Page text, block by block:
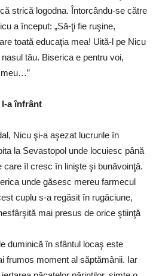
strică logodna. Întorcându-se către
a început: „Să-ţi fie ruşine,
toată educaţia mea! Uită-l pe Nicu
tău. Biserica e pentru voi,
meu…”
a înfrânt
Nicu şi-a aşezat lucrurile în
la Sevastopol unde locuiesc până
care îl cresc în linişte şi bunăvoinţă.
unde găsesc mereu farmecul
cuplu s-a regăsit în rugăciune,
mai presus de orice ştiinţă
duminică în sfântul locaş este
frumos moment al săptămânii. Iar